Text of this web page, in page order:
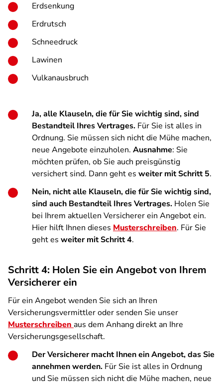
Erdsenkung
Erdrutsch
Schneedruck
Lawinen
Vulkanausbruch
Ja, alle Klauseln, die für Sie wichtig sind, sind
Bestandteil Ihres Vertrages. Für Sie ist alles in
Ordnung. Sie müssen sich nicht die Mühe machen,
neue Angebote einzuholen. Ausnahme: Sie
möchten prüfen, ob Sie auch preisgünstig
versichert sind. Dann geht es weiter mit Schritt 5.
Nein, nicht alle Klauseln, die für Sie wichtig sind,
sind auch Bestandteil Ihres Vertrages. Holen Sie
bei Ihrem aktuellen Versicherer ein Angebot ein.
Hier hilft Ihnen dieses Musterschreiben. Für Sie
geht es weiter mit Schritt 4.
Schritt 4: Holen Sie ein Angebot von Ihrem
Versicherer ein
Für ein Angebot wenden Sie sich an Ihren
Versicherungsvermittler oder senden Sie unser
Musterschreiben aus dem Anhang direkt an Ihre
Versicherungsgesellschaft.
Der Versicherer macht Ihnen ein Angebot, das Sie
annehmen werden. Für Sie ist alles in Ordnung
und Sie müssen sich nicht die Mühe machen, neue